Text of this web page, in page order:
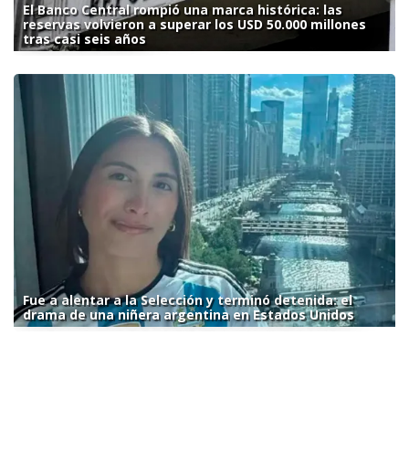
El Banco Central rompió una marca histórica: las
reservas volvieron a superar los USD 50.000 millones
tras casi seis años
Fue a alentar a la Selección y terminó detenida: el
drama de una niñera argentina en Estados Unidos